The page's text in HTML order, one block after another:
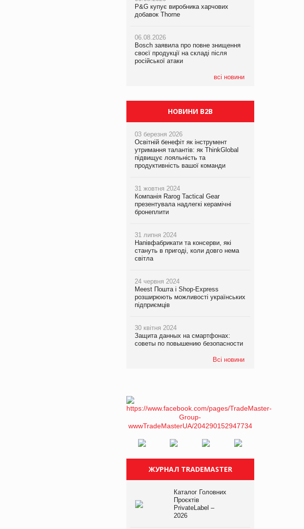
P&G купує виробника харчових
добавок Thorne
06.08.2026
Bosch заявила про повне знищення
своєї продукції на складі після
російської атаки
всі новини
у VARUS з’явилися новинки від ТМ
ТОКЕРИ
Сергій Лісунов про заморожені
P&G купує виробника харчових
добавок Thorne
06.08.2026
Bosch заявила про повне знищення
своєї продукції на складі після
російської атаки
НОВИНИ B2B
03 березня 2026
Освітній бенефіт як інструмент
утримання талантів: як ThinkGlobal
підвищує лояльність та
продуктивність вашої команди
31 жовтня 2024
Компанія Rarog Tactical Gear
презентувала надлегкі керамічні
бронеплити
31 липня 2024
Напівфабрикати та консерви, які
стануть в пригоді, коли довго нема
світла
24 червня 2024
Meest Пошта і Shop-Express
розширюють можливості українських
підприємців
30 квітня 2024
Защита данных на смартфонах:
советы по повышению безопасности
Всі новини
ЖУРНАЛ TRADEMASTER
Каталог Головних
Проєктів
PrivateLabel –
2026